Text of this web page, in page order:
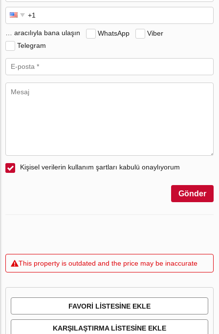
… aracılıyla bana ulaşın WhatsApp
Viber
Telegram
Kişisel verilerin kullanım şartları kabulü onaylıyorum
Gönder
This property is outdated and the price may be inaccurate
FAVORI LISTESINE EKLE
KARŞILAŞTIRMA LISTESINE EKLE